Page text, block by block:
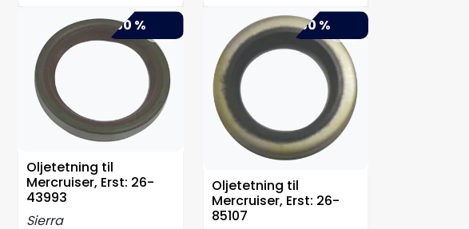
-50 %
Oljetetning til
Mercruiser, Erst: 26-
43993
Sierra
-50 %
Oljetetning til
Mercruiser, Erst: 26-
85107